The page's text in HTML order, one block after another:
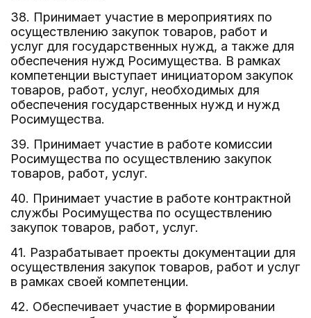
38. Принимает участие в мероприятиях по
осуществлению закупок товаров, работ и
услуг для государственных нужд, а также для
обеспечения нужд Росимущества. В рамках
компетенции выступает инициатором закупок
товаров, работ, услуг, необходимых для
обеспечения государственных нужд и нужд
Росимущества.
39. Принимает участие в работе комиссии
Росимущества по осуществлению закупок
товаров, работ, услуг.
40. Принимает участие в работе контрактной
службы Росимущества по осуществлению
закупок товаров, работ, услуг.
41. Разрабатывает проекты документации для
осуществления закупок товаров, работ и услуг
в рамках своей компетенции.
42. Обеспечивает участие в формировании